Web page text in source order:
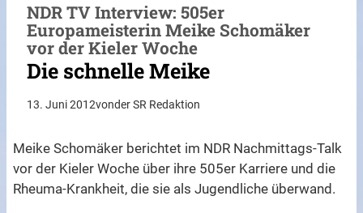
NDR TV Interview: 505er
Europameisterin Meike Schomäker
vor der Kieler Woche
Die schnelle Meike
13. Juni 2012vonder SR Redaktion
Meike Schomäker berichtet im NDR Nachmittags-Talk
vor der Kieler Woche über ihre 505er Karriere und die
Rheuma-Krankheit, die sie als Jugendliche überwand.